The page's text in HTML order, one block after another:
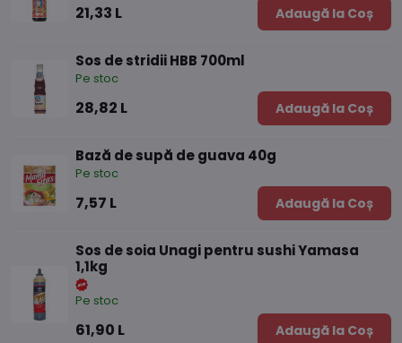
21,33 L Adaugă la Coș
Sos de stridii HBB 700ml
Pe stoc
28,82 L Adaugă la Coș
Bază de supă de guava 40g
Pe stoc
7,57 L Adaugă la Coș
Sos de soia Unagi pentru sushi Yamasa
1,1kg
Pe stoc
61,90 L Adaugă la Coș